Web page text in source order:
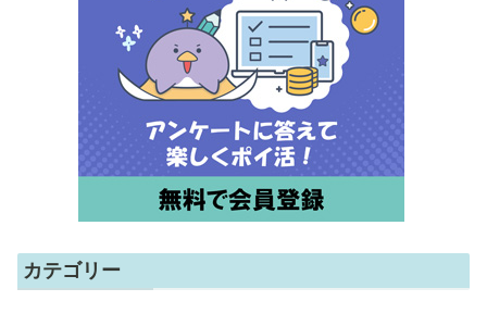
カテゴリー